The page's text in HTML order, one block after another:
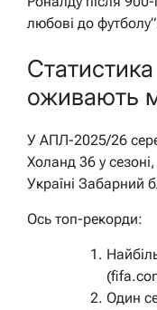
любові до
оживають
У АПЛ-2025/26
Холанд 36 у
Україні Забарний
Ось топ-рекорди:
Один